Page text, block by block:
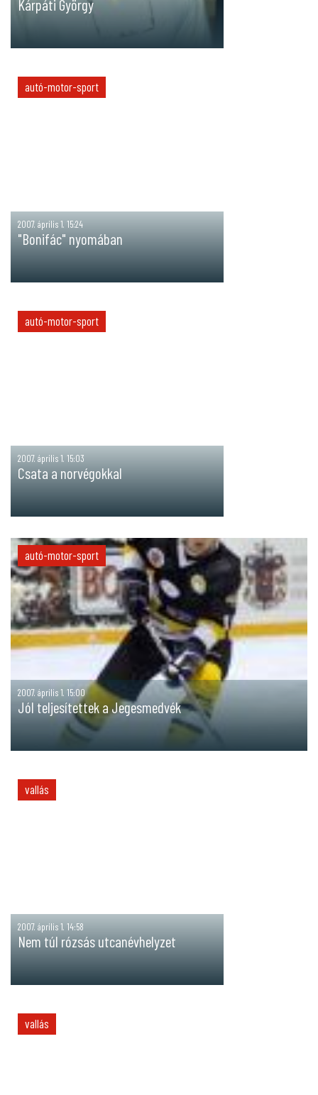
Kárpáti György
autó-motor-sport
2007. április 1. 15:24
"Bonifác" nyomában
autó-motor-sport
2007. április 1. 15:03
Csata a norvégokkal
autó-motor-sport
2007. április 1. 15:00
Jól teljesítettek a Jegesmedvék
vallás
2007. április 1. 14:58
Nem túl rózsás utcanévhelyzet
vallás